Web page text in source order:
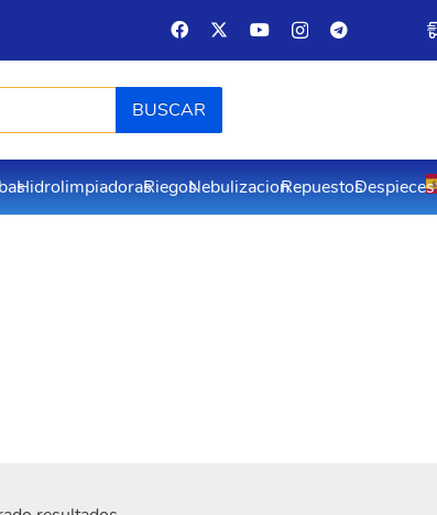
BUSCAR
HidrolimpiadorasRiegosNebulizacionRepuestosDespieces